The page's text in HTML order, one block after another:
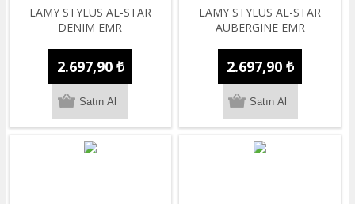
LAMY STYLUS AL-STAR
DENIM EMR
2.697,90 ₺
LAMY STYLUS AL-STAR
AUBERGINE EMR
2.697,90 ₺